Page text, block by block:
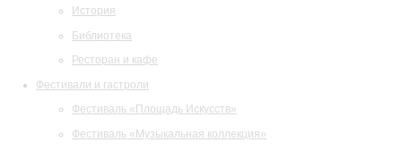
История
Библиотека
Ресторан и кафе
Фестивали и гастроли
Фестиваль «Площадь Искусств»
Фестиваль «Музыкальная коллекция»